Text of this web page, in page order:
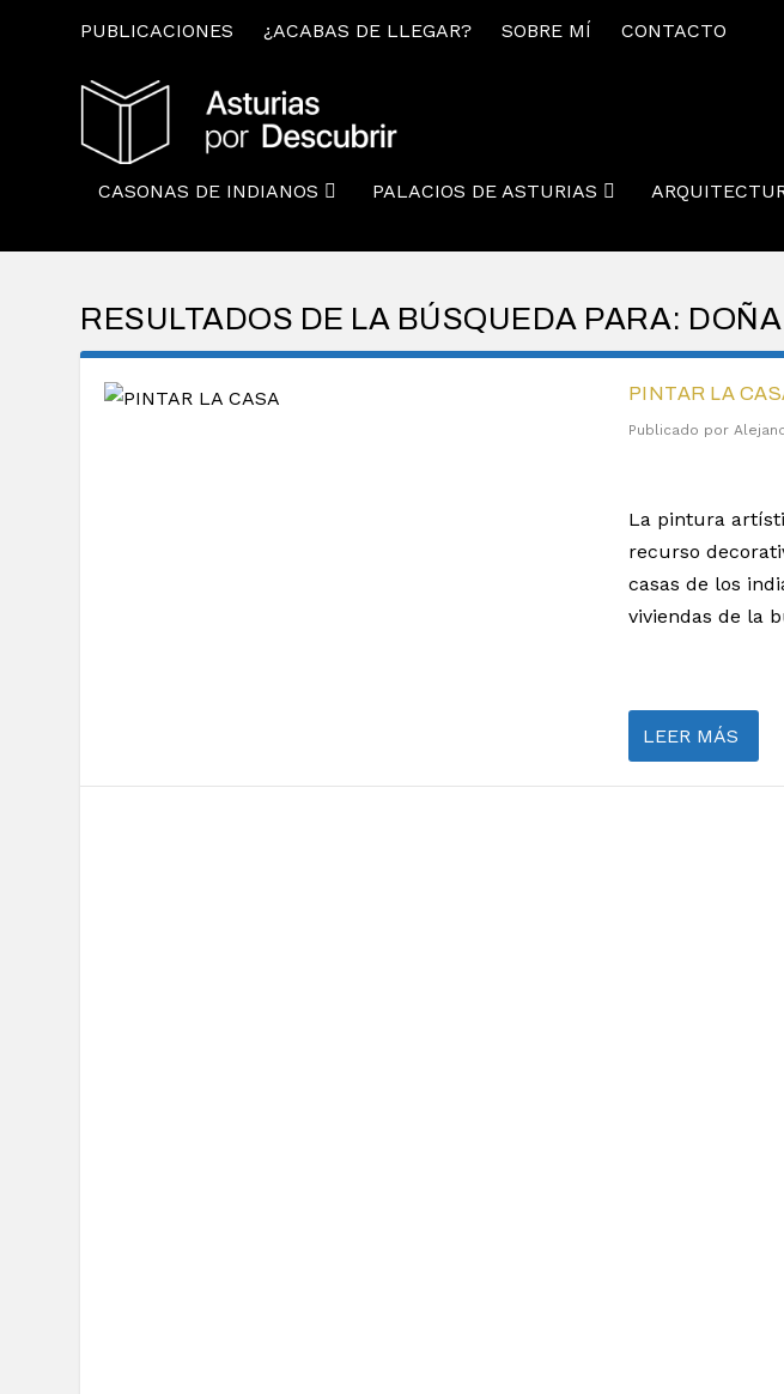
PUBLICACIONES ¿ACABAS DE LLEGAR? SOBRE MÍ CONTACTO
CASONAS DE INDIANOS PALACIOS DE ASTURIAS
RESULTADOS DE LA BÚSQUEDA PARA:
PINTAR LA
Publicado por
La pintura
recurso
casas de los
viviendas de la
LEER MÁS